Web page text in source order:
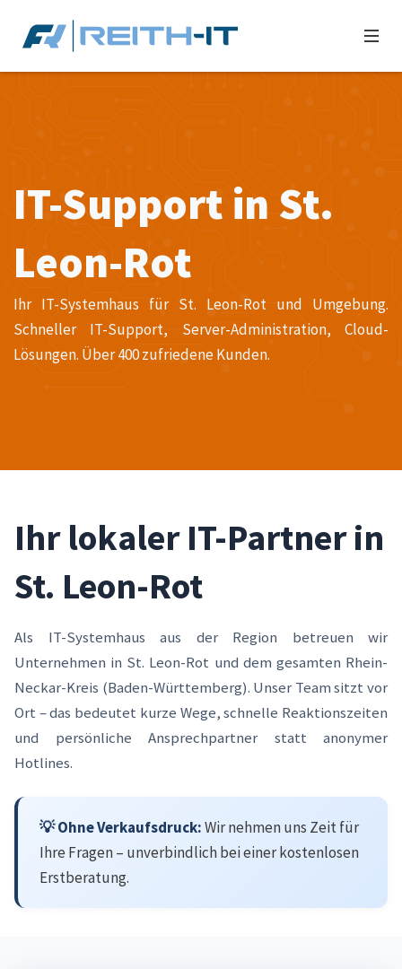
IT-Support in St.
Leon-Rot
Ihr IT-Systemhaus für St. Leon-Rot und Umgebung.
Schneller IT-Support, Server-Administration, Cloud-
Lösungen. Über 400 zufriedene Kunden.
Ihr lokaler IT-Partner in
St. Leon-Rot
Als IT-Systemhaus aus der Region betreuen wir
Unternehmen in St. Leon-Rot und dem gesamten Rhein-
Neckar-Kreis (Baden-Württemberg). Unser Team sitzt vor
Ort – das bedeutet kurze Wege, schnelle Reaktionszeiten
und persönliche Ansprechpartner statt anonymer
Hotlines.
💡 Ohne Verkaufsdruck:Wir nehmen uns Zeit für
Ihre Fragen – unverbindlich bei einer kostenlosen
Erstberatung.